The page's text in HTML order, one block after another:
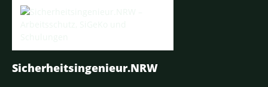
Sicherheitsingenieur.NRW